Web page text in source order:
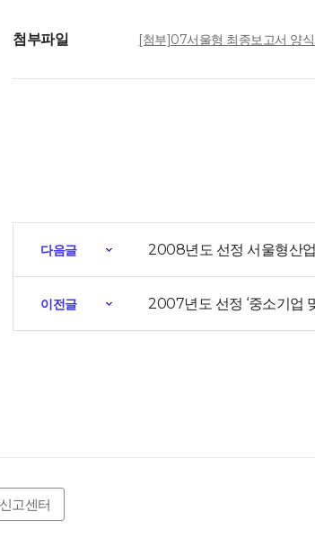
첨부파일 [첨부]07서울형 최종보고서 양
다음글 2008년도 선정 서울형산
이전글 2007년도 선정 ‘중소기업
고센터